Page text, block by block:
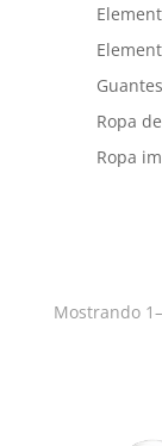
Guantes
Ropa
Ropa
Mostrando